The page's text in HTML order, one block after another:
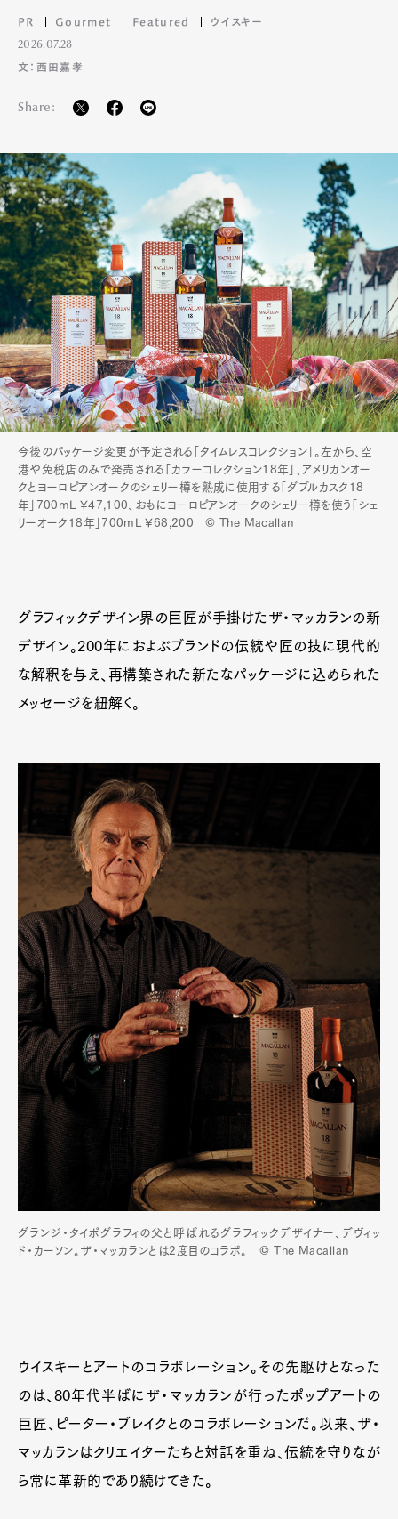
Official Columnist
About
Pen international Pen tw
PR Gourmet Featured ウイスキー
2026.07.28
文：西田嘉孝
Share:
今後のパッケージ変更が予定される「タイムレスコレクション」。左から、空
港や免税店のみで発売される「カラーコレクション18年」、アメリカンオー
クとヨーロピアンオークのシェリー樽を熟成に使用する「ダブルカスク18
年」700mL ¥47,100、おもにヨーロピアンオークのシェリー樽を使う「シェ
リーオーク18年」700mL ¥68,200 © The Macallan
グラフィックデザイン界の巨匠が手掛けたザ・マッカランの新
デザイン。200年におよぶブランドの伝統や匠の技に現代的
な解釈を与え、再構築された新たなパッケージに込められた
メッセージを紐解く。
グランジ・タイポグラフィの父と呼ばれるグラフィックデザイナー、デヴィッ
ド・カーソン。ザ・マッカランとは2度目のコラボ。 © The Macallan
ウイスキーとアートのコラボレーション。その先駆けとなった
のは、80年代半ばにザ・マッカランが行ったポップアートの
巨匠、ピーター・ブレイクとのコラボレーションだ。以来、ザ・
マッカランはクリエイターたちと対話を重ね、伝統を守りなが
ら常に革新的であり続けてきた。